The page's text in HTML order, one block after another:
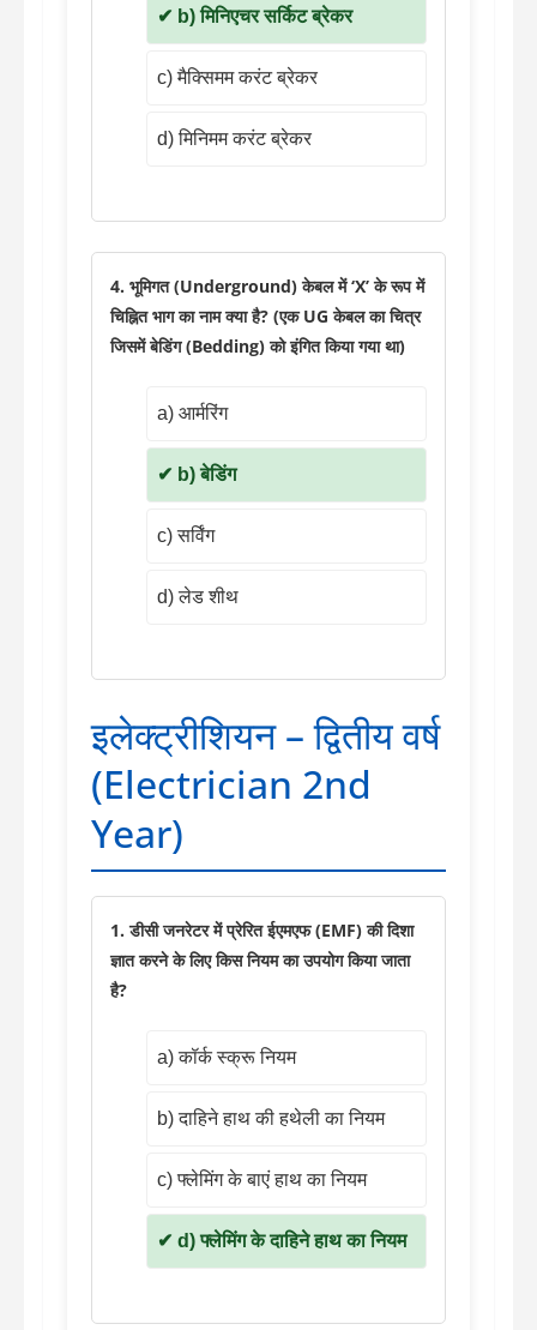
b) मिनिएचर सर्किट ब्रेकर
c) मैक्सिमम करंट ब्रेकर
d) मिनिमम करंट ब्रेकर
4. भूमिगत (Underground) केबल में ‘X’ के रूप में
चिह्नित भाग का नाम क्या है? (एक UG केबल का चित्र
जिसमें बेडिंग (Bedding) को इंगित किया गया था)
a) आर्मरिंग
b) बेडिंग
c) सर्विंग
d) लेड शीथ
इलेक्ट्रीशियन – द्वितीय वर्ष
(Electrician 2nd
Year)
1. डीसी जनरेटर में प्रेरित ईएमएफ (EMF) की दिशा
ज्ञात करने के लिए किस नियम का उपयोग किया जाता
है?
a) कॉर्क स्क्रू नियम
b) दाहिने हाथ की हथेली का नियम
c) फ्लेमिंग के बाएं हाथ का नियम
d) फ्लेमिंग के दाहिने हाथ का नियम